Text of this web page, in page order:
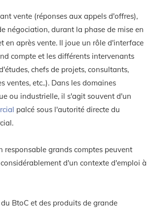
vente (réponses aux appels d'offres),
négociation, durant la phase de mise en
en après vente. Il joue un rôle d'interface
compte et les différents intervenants
chefs de projets, consultants,
ventes, etc..). Dans les domaines
ou industrielle, il s'agit souvent d'un
palcé sous l'autorité directe du
responsable grands comptes peuvent
d'un contexte d'emploi à
BtoC et des produits de grande